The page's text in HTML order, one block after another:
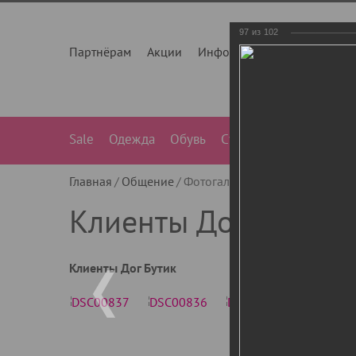
Партнёрам Акции Инфо О нас
Sale Одежда Обувь Сумки
Главная Общение Фотогалерея
Клиенты Дог Бутик
Клиенты Дог Бутик
97 из 102